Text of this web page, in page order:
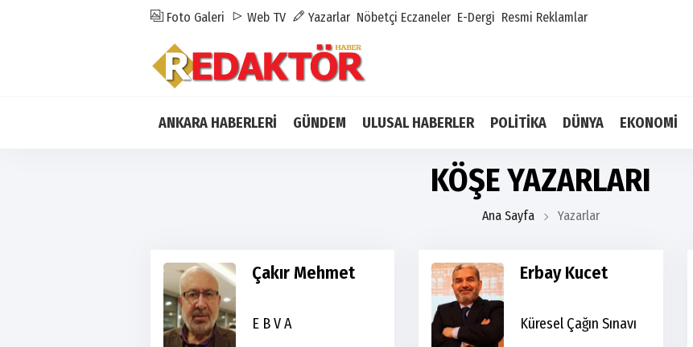
Foto Galeri Web TV Yazarlar Nöbetçi Eczaneler E-Dergi Resmi Reklamlar
ANKARA HABERLERİ GÜNDEM ULUSAL HABERLER POLİTİKA DÜNYA EKONOMİ
KÖŞE YAZARLARI
Ana Sayfa Yazarlar
Çakır Mehmet
E B V A
Erbay Kucet
Küresel Çağın Sınavı